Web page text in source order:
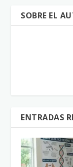
SOBRE EL
ENTRADAS